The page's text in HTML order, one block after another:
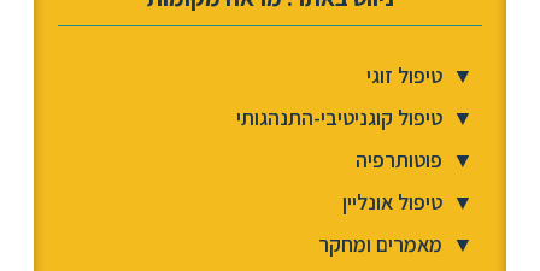
▼ טיפול זוגי
▼ טיפול קוגניטיבי-התנהגותי
▼ פוטותרפיה
▼ טיפול אונליין
▼ מאמרים ומחקר